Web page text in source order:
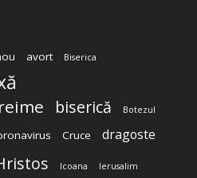
avort Biserica
biserică Botezul
Cruce dragoste
Icoana Ierusalim